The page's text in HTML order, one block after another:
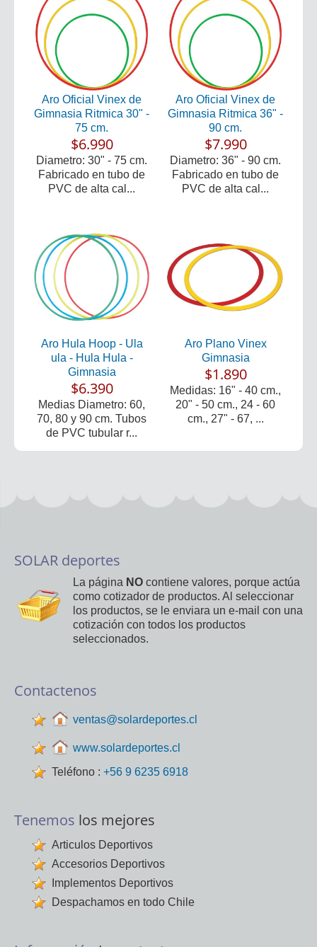
Aro Oficial Vinex de
Gimnasia Ritmica 30" -
75 cm.
$6.990
Diametro: 30" - 75 cm.
Fabricado en tubo de
PVC de alta cal...
Aro Oficial Vinex de
Gimnasia Ritmica 36" -
90 cm.
$7.990
Diametro: 36" - 90 cm.
Fabricado en tubo de
PVC de alta cal...
Aro Hula Hoop - Ula
ula - Hula Hula -
Gimnasia
$6.390
Medias Diametro: 60,
70, 80 y 90 cm. Tubos
de PVC tubular r...
Aro Plano Vinex
Gimnasia
$1.890
Medidas: 16" - 40 cm.,
20" - 50 cm., 24 - 60
cm., 27" - 67, ...
SOLAR deportes
La página NO contiene valores, porque actúa
como cotizador de productos. Al seleccionar
los productos, se le enviara un e-mail con una
cotización con todos los productos
seleccionados.
Contactenos
ventas@solardeportes.cl
www.solardeportes.cl
Teléfono : +56 9 6235 6918
Tenemos los mejores
Articulos Deportivos
Accesorios Deportivos
Implementos Deportivos
Despachamos en todo Chile